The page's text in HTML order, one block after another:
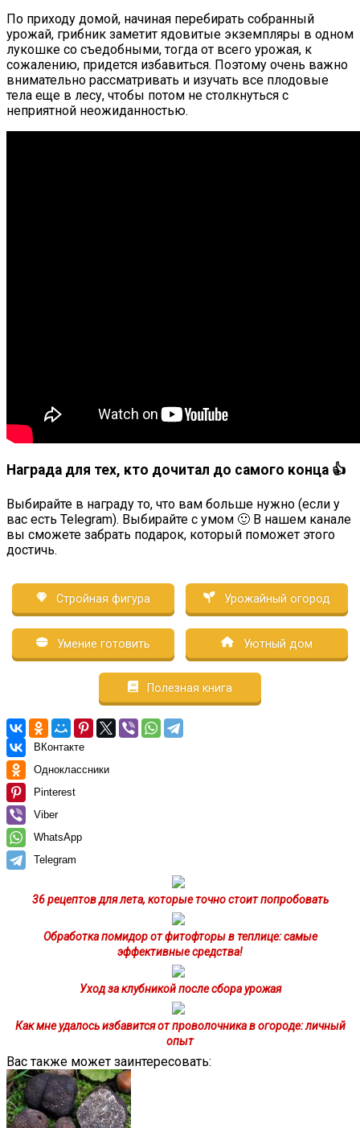
По приходу домой, начиная перебирать собранный
урожай, грибник заметит ядовитые экземпляры в одном
лукошке со съедобными, тогда от всего урожая, к
сожалению, придется избавиться. Поэтому очень важно
внимательно рассматривать и изучать все плодовые
тела еще в лесу, чтобы потом не столкнуться с
неприятной неожиданностью.
Награда для тех, кто дочитал до самого конца 👍
Выбирайте в награду то, что вам больше нужно (если у
вас есть Telegram). Выбирайте с умом 🙂 В нашем канале
вы сможете забрать подарок, который поможет этого
достичь.
Стройная фигура Урожайный огород
Умение готовить Уютный дом
Полезная книга
ВКонтакте
Одноклассники
Pinterest
Viber
WhatsApp
Telegram
36 рецептов для лета, которые точно стоит попробовать
Обработка помидор от фитофторы в теплице: самые
эффективные средства!
Уход за клубникой после сбора урожая
Как мне удалось избавится от проволочника в огороде: личный
опыт
Вас также может заинтересовать: